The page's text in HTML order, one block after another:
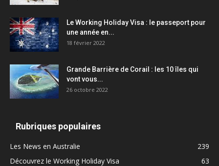
Le Working Holiday Visa : le passeport pour
une année en...
18 février 2022
Grande Barrière de Corail : les 10 îles qui
vont vous...
26 octobre 2022
Rubriques populaires
Les News en Australie
239
Découvrez le Working Holiday Visa
63